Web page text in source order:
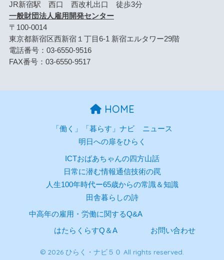
JR新宿駅 西口 西改札出口 徒歩3分
一般財団法人雇用開発センター
〒100-0014
東京都新宿区西新宿１丁目6-1 新宿エルタワー29階
電話番号：03-6550-9516
FAX番号：03-6550-9517
HOME
「働く」「暮らす」ナビ
ニュース
明日への扉をひらく
ICTおばあちゃんの四方山話
日常に潜む情報通信技術の罠
人生100年時代ー65歳からの常識＆知識
田舎暮らしの詩
中高年の雇用・労働に関するQ&A
はたらくらすQ＆A お問い合わせ
© 2026 ひらく・ナビ５０ All rights reserved.